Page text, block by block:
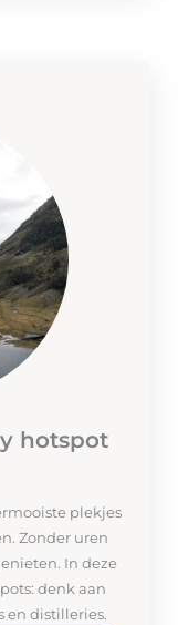
hotspot
plekjes
Zonder uren
In deze
denk aan
en distilleries.